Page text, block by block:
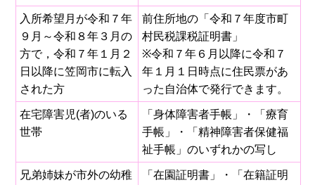
入所希望月が令和７年
９月～令和８年３月の
方で，令和７年１月２
日以降に笠岡市に転入
された方
前住所地の「令和７年度市町
村民税課税証明書」
※令和７年６月以降に令和７
年１月１日時点に住民票があ
った自治体で発行できます。
在宅障害児(者)のいる
世帯
「身体障害者手帳」・「療育
手帳」・「精神障害者保健福
祉手帳」のいずれかの写し
兄弟姉妹が市外の幼稚
「在園証明書」・「在籍証明